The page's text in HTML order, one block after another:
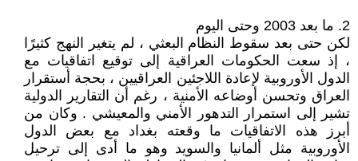
2. ما بعد 2003 وحتى اليوم
لكن حتى بعد سقوط النظام البعثي ، لم يتغير النهج كثيرًا
، إذ سعت الحكومات العراقية إلى توقيع اتفاقيات مع
الدول الأوروبية لإعادة اللاجئين العراقيين ، بحجة أستقرار
العراق وتحسن أوضاعه الأمنية ، رغم أن التقارير الدولية
تشير إلى استمرار التدهور الأمني والمعيشي . وكان من
أبرز هذه الاتفاقيات ما وقعته بغداد مع بعض الدول
الأوروبية مثل ألمانيا والسويد وهو ما أدى إلى ترحيل